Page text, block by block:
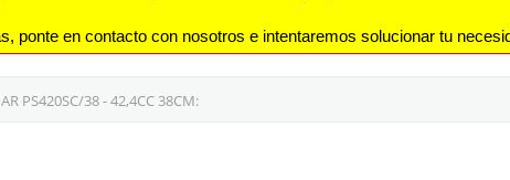
ponte en contacto con nosotros e intentaremos solucionar tu
PS420SC/38 - 42,4CC 38CM: